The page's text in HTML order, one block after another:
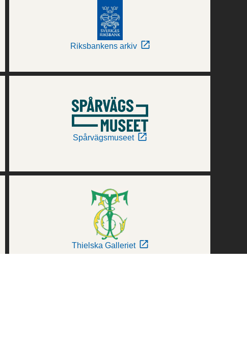
Riksbankens arkiv
Spårvägsmuseet
Thielska Galleriet